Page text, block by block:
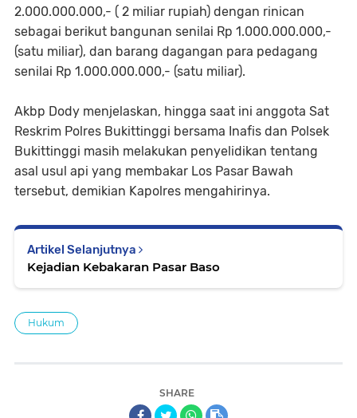
2.000.000.000,- ( 2 miliar rupiah) dengan rinican
sebagai berikut bangunan senilai Rp 1.000.000.000,-
(satu miliar), dan barang dagangan para pedagang
senilai Rp 1.000.000.000,- (satu miliar).
Akbp Dody menjelaskan, hingga saat ini anggota Sat
Reskrim Polres Bukittinggi bersama Inafis dan Polsek
Bukittinggi masih melakukan penyelidikan tentang
asal usul api yang membakar Los Pasar Bawah
tersebut, demikian Kapolres mengahirinya.
Artikel Selanjutnya
Kejadian Kebakaran Pasar Baso
Hukum
SHARE